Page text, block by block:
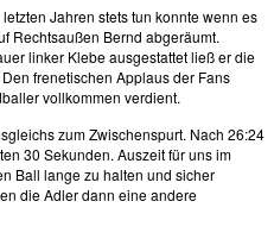
Jahren stets tun konnte wenn es
Rechtsaußen Bernd abgeräumt.
linker Klebe ausgestattet ließ er die
frenetischen Applaus der Fans
vollkommen verdient.
zum Zwischenspurt. Nach 26:24
30 Sekunden. Auszeit für uns im
Ball lange zu halten und sicher
die Adler dann eine andere